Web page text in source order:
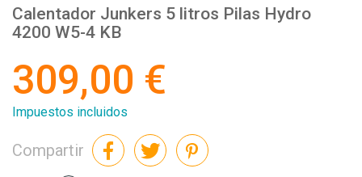
Calentador Junkers 5 litros Pilas Hydro
4200 W5-4 KB
309,00 €
Impuestos incluidos
Compartir